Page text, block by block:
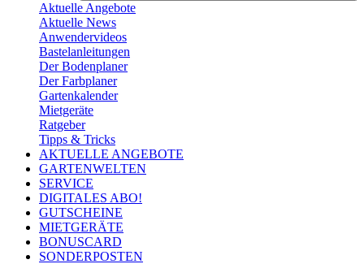
Aktuelle Angebote
Aktuelle News
Anwendervideos
Bastelanleitungen
Der Bodenplaner
Der Farbplaner
Gartenkalender
Mietgeräte
Ratgeber
Tipps & Tricks
AKTUELLE ANGEBOTE
GARTENWELTEN
SERVICE
DIGITALES ABO!
GUTSCHEINE
MIETGERÄTE
BONUSCARD
SONDERPOSTEN